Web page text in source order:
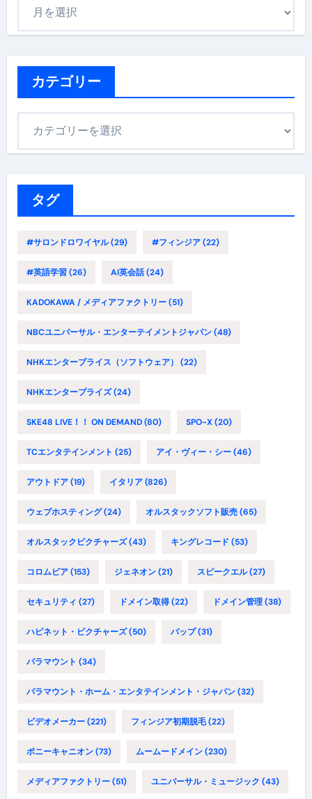
カテゴリー
タグ
#サロンドロワイヤル(29) #フィンジア(22)
#英語学習(26) AI英会話(24)
KADOKAWA / メディアファクトリー(51)
NBCユニバーサル・エンターテイメントジャパン(48)
NHKエンタープライス（ソフトウェア） (22)
NHKエンタープライズ(24)
SKE48 LIVE！！ ON DEMAND(80) SPO-X(20)
TCエンタテインメント (25) アイ・ヴィー・シー(46)
アウトドア(19) イタリア(826)
ウェブホスティング(24) オルスタックソフト販売(65)
オルスタックピクチャーズ(43) キングレコード (53)
コロムビア(153) ジェネオン(21) スピークエル(27)
セキュリティ (27) ドメイン取得(22) ドメイン管理(38)
ハピネット・ピクチャーズ(50) バップ(31)
パラマウント (34)
パラマウント・ホーム・エンタテインメント・ジャパン(32)
ビデオメーカー(221) フィンジア初期脱毛(22)
ポニーキャニオン(73) ムームードメイン(230)
メディアファクトリー(51) ユニバーサル・ミュージック (43)